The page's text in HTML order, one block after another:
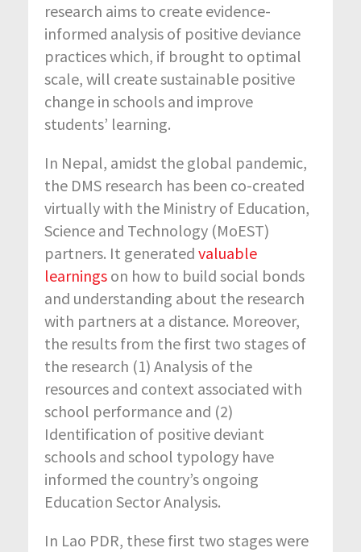
research aims to create evidence-
informed analysis of positive deviance
practices which, if brought to optimal
scale, will create sustainable positive
change in schools and improve
students’ learning.
In Nepal, amidst the global pandemic,
the DMS research has been co-created
virtually with the Ministry of Education,
Science and Technology (MoEST)
partners. It generated valuable
learnings on how to build social bonds
and understanding about the research
with partners at a distance. Moreover,
the results from the first two stages of
the research (1) Analysis of the
resources and context associated with
school performance and (2)
Identification of positive deviant
schools and school typology have
informed the country’s ongoing
Education Sector Analysis.
In Lao PDR, these first two stages were